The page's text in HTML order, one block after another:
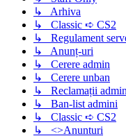
↳ Arhiva
↳ Classic ➪ CS2
↳ Regulament
↳ Anunț-uri
↳ Cerere admin
↳ Cerere unban
↳ Reclamații
↳ Ban-list admini
↳ Classic ➪ CS2
↳ <>Anunturi